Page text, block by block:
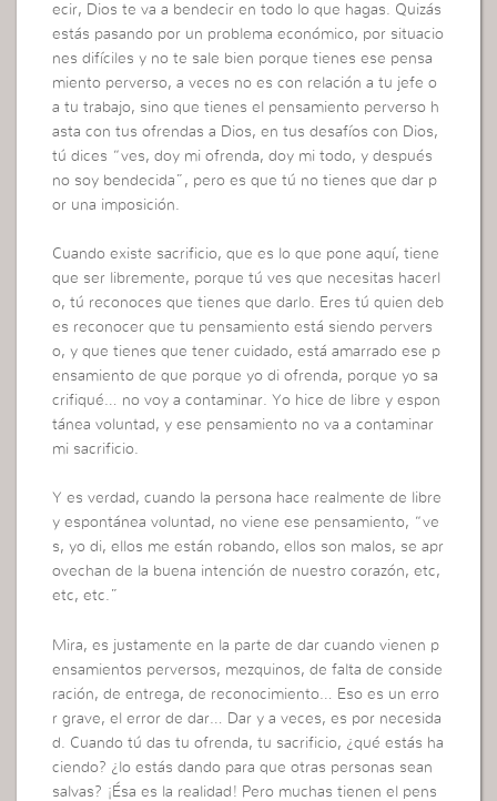
ecir, Dios te va a bendecir en todo lo que hagas. Quizás
estás pasando por un problema económico, por situacio
nes difíciles y no te sale bien porque tienes ese pensa
miento perverso, a veces no es con relación a tu jefe o
a tu trabajo, sino que tienes el pensamiento perverso h
asta con tus ofrendas a Dios, en tus desafíos con Dios,
tú dices “ves, doy mi ofrenda, doy mi todo, y después
no soy bendecida”, pero es que tú no tienes que dar p
or una imposición.
Cuando existe sacrificio, que es lo que pone aquí, tiene
que ser libremente, porque tú ves que necesitas hacerl
o, tú reconoces que tienes que darlo. Eres tú quien deb
es reconocer que tu pensamiento está siendo pervers
o, y que tienes que tener cuidado, está amarrado ese p
ensamiento de que porque yo di ofrenda, porque yo sa
crifiqué… no voy a contaminar. Yo hice de libre y espon
tánea voluntad, y ese pensamiento no va a contaminar
mi sacrificio.
Y es verdad, cuando la persona hace realmente de libre
y espontánea voluntad, no viene ese pensamiento, “ve
s, yo di, ellos me están robando, ellos son malos, se apr
ovechan de la buena intención de nuestro corazón, etc,
etc, etc.”
Mira, es justamente en la parte de dar cuando vienen p
ensamientos perversos, mezquinos, de falta de conside
ración, de entrega, de reconocimiento… Eso es un erro
r grave, el error de dar… Dar y a veces, es por necesida
d. Cuando tú das tu ofrenda, tu sacrificio, ¿qué estás ha
ciendo? ¿lo estás dando para que otras personas sean
salvas? ¡Ésa es la realidad! Pero muchas tienen el pens